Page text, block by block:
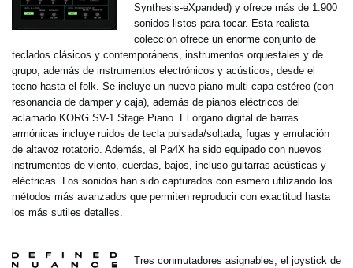
Synthesis-eXpanded) y ofrece más de 1.900
sonidos listos para tocar. Esta realista
colección ofrece un enorme conjunto de
teclados clásicos y contemporáneos, instrumentos orquestales y de
grupo, además de instrumentos electrónicos y acústicos, desde el
tecno hasta el folk. Se incluye un nuevo piano multi-capa estéreo (con
resonancia de damper y caja), además de pianos eléctricos del
aclamado KORG SV-1 Stage Piano. El órgano digital de barras
armónicas incluye ruidos de tecla pulsada/soltada, fugas y emulación
de altavoz rotatorio. Además, el Pa4X ha sido equipado con nuevos
instrumentos de viento, cuerdas, bajos, incluso guitarras acústicas y
eléctricas. Los sonidos han sido capturados con esmero utilizando los
métodos más avanzados que permiten reproducir con exactitud hasta
los más sutiles detalles.
Tres conmutadores asignables, el joystick de